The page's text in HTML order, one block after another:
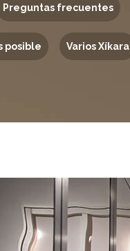
Preguntas frecuentes
posible Varios Xíkara